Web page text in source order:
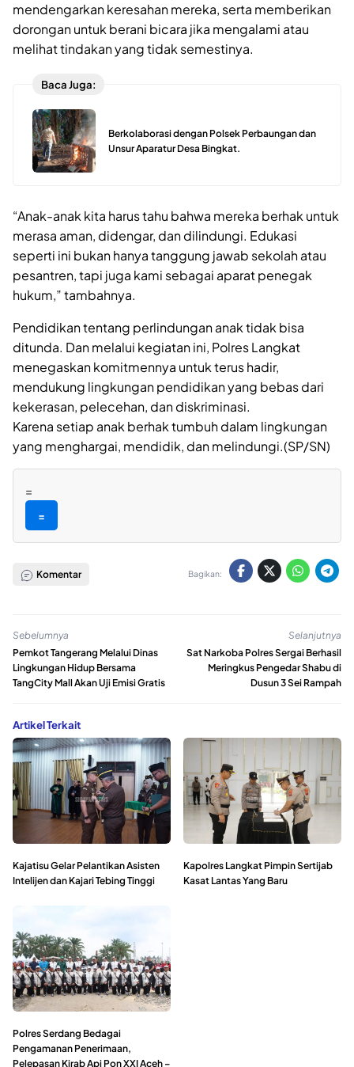
mendengarkan keresahan mereka, serta memberikan
dorongan untuk berani bicara jika mengalami atau
melihat tindakan yang tidak semestinya.
Baca Juga:
Berkolaborasi dengan Polsek Perbaungan dan
Unsur Aparatur Desa Bingkat.
“Anak-anak kita harus tahu bahwa mereka berhak untuk
merasa aman, didengar, dan dilindungi. Edukasi
seperti ini bukan hanya tanggung jawab sekolah atau
pesantren, tapi juga kami sebagai aparat penegak
hukum,” tambahnya.
Pendidikan tentang perlindungan anak tidak bisa
ditunda. Dan melalui kegiatan ini, Polres Langkat
menegaskan komitmennya untuk terus hadir,
mendukung lingkungan pendidikan yang bebas dari
kekerasan, pelecehan, dan diskriminasi.
Karena setiap anak berhak tumbuh dalam lingkungan
yang menghargai, mendidik, dan melindungi.(SP/SN)
=
=
Komentar Bagikan:
Sebelumnya
Pemkot Tangerang Melalui Dinas
Lingkungan Hidup Bersama
TangCity Mall Akan Uji Emisi Gratis
Selanjutnya
Sat Narkoba Polres Sergai Berhasil
Meringkus Pengedar Shabu di
Dusun 3 Sei Rampah
Artikel Terkait
Kajatisu Gelar Pelantikan Asisten
Intelijen dan Kajari Tebing Tinggi
Kapolres Langkat Pimpin Sertijab
Kasat Lantas Yang Baru
Polres Serdang Bedagai
Pengamanan Penerimaan,
Pelepasan Kirab Api Pon XXI Aceh –